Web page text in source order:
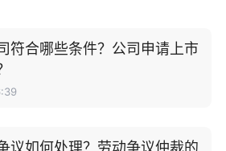
符合哪些条件？公司申请上市
议如何处理？劳动争议仲裁的